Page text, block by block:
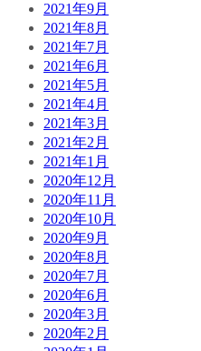
2021年9月
2021年8月
2021年7月
2021年6月
2021年5月
2021年4月
2021年3月
2021年2月
2021年1月
2020年12月
2020年11月
2020年10月
2020年9月
2020年8月
2020年7月
2020年6月
2020年3月
2020年2月